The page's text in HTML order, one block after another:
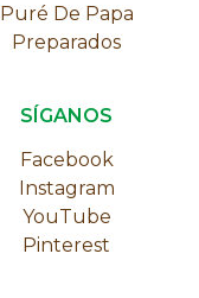
Puré De Papa
Preparados
SÍGANOS
Facebook
Instagram
YouTube
Pinterest